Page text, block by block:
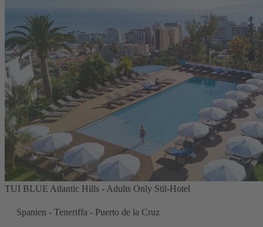
TUI BLUE Atlantic Hills - Adults Only Stil-Hotel
Spanien - Teneriffa - Puerto de la Cruz